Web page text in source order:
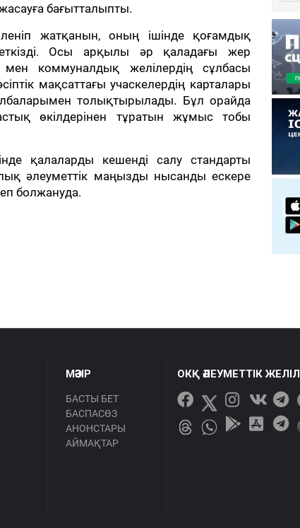
бағытталыпты.
жатқанын, оның ішінде қоғамдық
Осы арқылы әр қаладағы жер
мен коммуналдық желілердің сұлбасы
мақсаттағы учаскелердің карталары
толықтырылады. Бұл орайда
өкілдерінен тұратын жұмыс тобы
қалаларды кешенді салу стандарты
әлеуметтік маңызды нысанды ескере
болжануда.
МӘЗІР
БАСТЫ БЕТ
БАСПАСӨЗ
АНОНСТАРЫ
АЙМАҚТАР
ОКҚ ӘЛЕУМЕТТІК